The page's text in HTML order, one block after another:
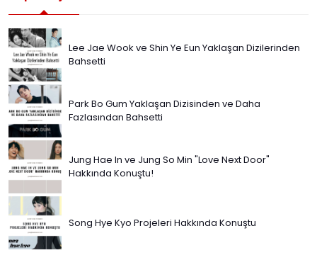
Lee Jae Wook ve Shin Ye Eun Yaklaşan Dizilerinden
Bahsetti
Park Bo Gum Yaklaşan Dizisinden ve Daha
Fazlasından Bahsetti
Jung Hae In ve Jung So Min "Love Next Door"
Hakkında Konuştu!
Song Hye Kyo Projeleri Hakkında Konuştu